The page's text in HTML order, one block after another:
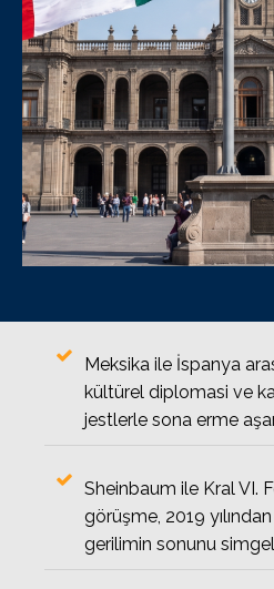
Meksika ile İspanya
kültürel diplomasi ve
jestlerle sona erme
Sheinbaum ile Kral VI.
görüşme, 2019
gerilimin sonunu